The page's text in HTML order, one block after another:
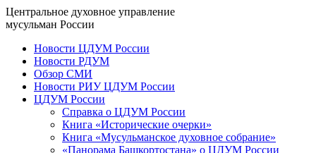
Центральное духовное управление
мусульман России
Новости ЦДУМ России
Новости РДУМ
Обзор СМИ
Новости РИУ ЦДУМ России
ЦДУМ России
Справка о ЦДУМ России
Книга «Исторические очерки»
Книга «Мусульманское духовное собрание»
«Панорама Башкортостана» о ЦДУМ России